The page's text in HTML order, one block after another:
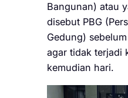
Bangunan) atau
disebut PBG
Gedung)
agar tidak terjadi
kemudian hari.